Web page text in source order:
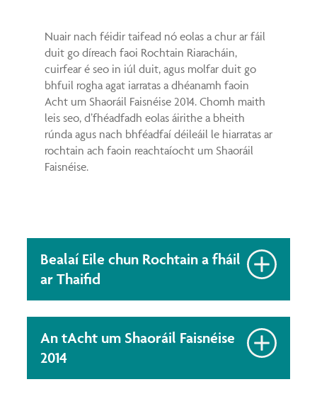
Nuair nach féidir taifead nó eolas a chur ar fáil
duit go díreach faoi Rochtain Riaracháin,
cuirfear é seo in iúl duit, agus molfar duit go
bhfuil rogha agat iarratas a dhéanamh faoin
Acht um Shaoráil Faisnéise 2014. Chomh maith
leis seo, d’fhéadfadh eolas áirithe a bheith
rúnda agus nach bhféadfaí déileáil le hiarratas ar
rochtain ach faoin reachtaíocht um Shaoráil
Faisnéise.
Bealaí Eile chun Rochtain a fháil
ar Thaifid
An tAcht um Shaoráil Faisnéise
2014